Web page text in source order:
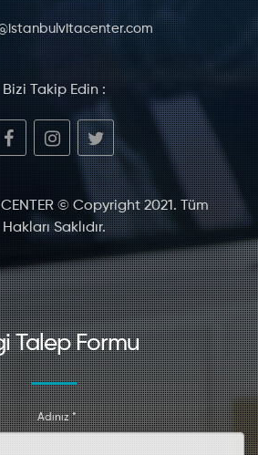
Bizi Takip Edin :
CENTER © Copyright 2021. Tüm
Hakları Saklıdır.
Talep Formu
Adınız *